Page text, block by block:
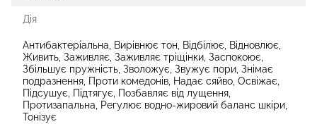
Дія
Антибактеріальна, Вирівнює тон, Відбілює, Відновлює,
Живить, Заживляє, Заживляє тріщінки, Заспокоює,
Збільшує пружність, Зволожує, Звужує пори, Знімає
подразнення, Проти комедонів, Надає сяйво, Освіжає,
Підсушує, Підтягує, Позбавляє від лущення,
Протизапальна, Регулює водно-жировий баланс шкіри,
Тонізує